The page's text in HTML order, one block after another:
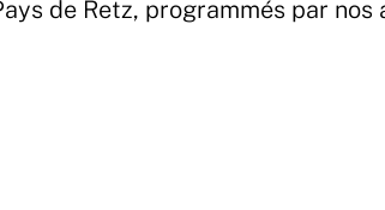
de Retz, programmés par nos